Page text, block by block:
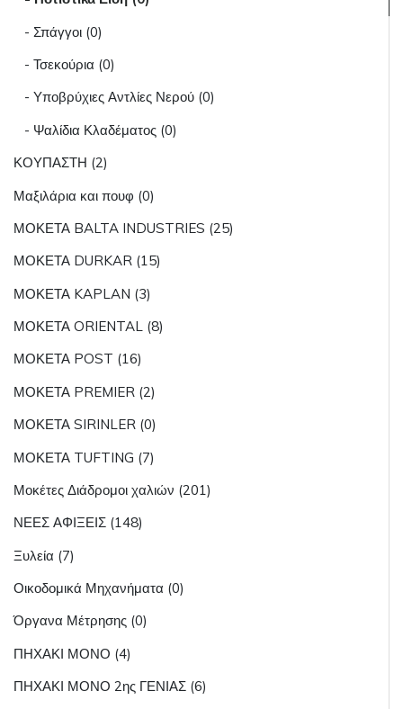
- Σπάγγοι (0)
- Τσεκούρια (0)
- Υποβρύχιες Αντλίες Νερού (0)
- Ψαλίδια Κλαδέματος (0)
ΚΟΥΠΑΣΤΗ (2)
Μαξιλάρια και πουφ (0)
ΜΟΚΕΤΑ BALTA INDUSTRIES (25)
ΜΟΚΕΤΑ DURKAR (15)
ΜΟΚΕΤΑ KAPLAN (3)
ΜΟΚΕΤΑ ORIENTAL (8)
ΜΟΚΕΤΑ POST (16)
ΜΟΚΕΤΑ PREMIER (2)
ΜΟΚΕΤΑ SIRINLER (0)
ΜΟΚΕΤΑ TUFTING (7)
Μοκέτες Διάδρομοι χαλιών (201)
ΝΕΕΣ ΑΦΙΞΕΙΣ (148)
Ξυλεία (7)
Οικοδομικά Μηχανήματα (0)
Όργανα Μέτρησης (0)
ΠΗΧΑΚΙ ΜΟΝΟ (4)
ΠΗΧΑΚΙ ΜΟΝΟ 2ης ΓΕΝΙΑΣ (6)